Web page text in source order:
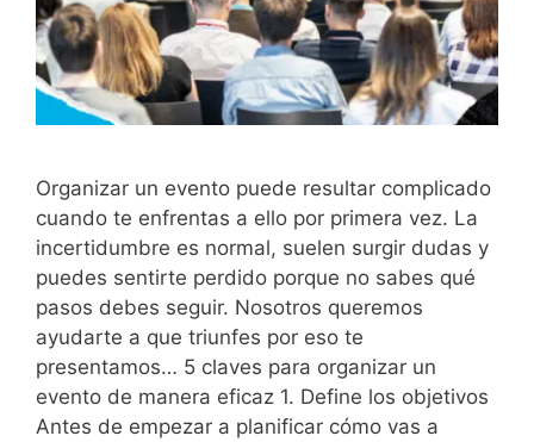
Organizar un evento puede resultar complicado
cuando te enfrentas a ello por primera vez. La
incertidumbre es normal, suelen surgir dudas y
puedes sentirte perdido porque no sabes qué
pasos debes seguir. Nosotros queremos
ayudarte a que triunfes por eso te
presentamos… 5 claves para organizar un
evento de manera eficaz 1. Define los objetivos
Antes de empezar a planificar cómo vas a